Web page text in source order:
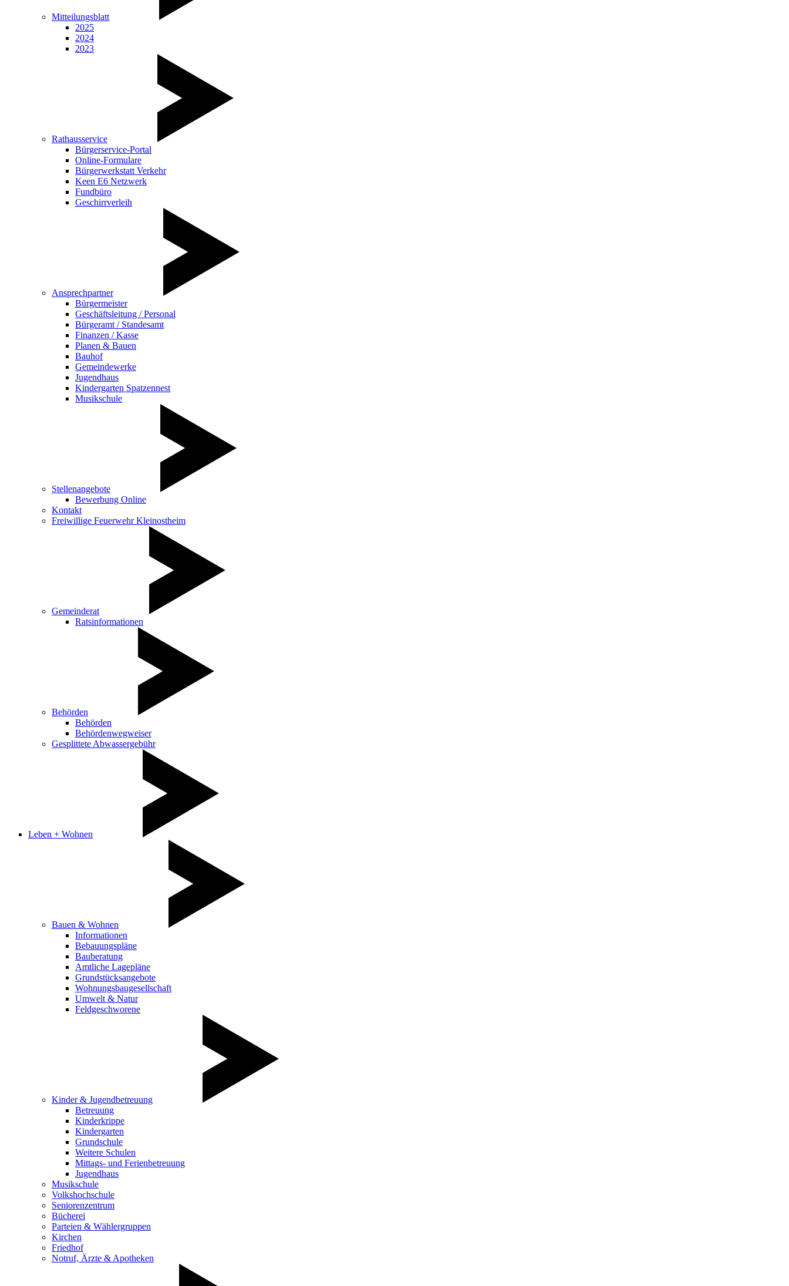
Mitteilungsblatt
2025
2024
2023
Rathausservice
Bürgerservice-Portal
Online-Formulare
Bürgerwerkstatt Verkehr
Keen E6 Netzwerk
Fundbüro
Geschirrverleih
Ansprechpartner
Bürgermeister
Geschäftsleitung / Personal
Bürgeramt / Standesamt
Finanzen / Kasse
Planen & Bauen
Bauhof
Gemeindewerke
Jugendhaus
Kindergarten Spatzennest
Musikschule
Stellenangebote
Bewerbung Online
Kontakt
Freiwillige Feuerwehr Kleinostheim
Gemeinderat
Ratsinformationen
Behörden
Behörden
Behördenwegweiser
Gesplittete Abwassergebühr
Leben + Wohnen
Bauen & Wohnen
Informationen
Bebauungspläne
Bauberatung
Amtliche Lagepläne
Grundstücksangebote
Wohnungsbaugesellschaft
Umwelt & Natur
Feldgeschworene
Kinder & Jugendbetreuung
Betreuung
Kinderkrippe
Kindergarten
Grundschule
Weitere Schulen
Mittags- und Ferienbetreuung
Jugendhaus
Musikschule
Volkshochschule
Seniorenzentrum
Bücherei
Parteien & Wählergruppen
Kirchen
Friedhof
Notruf, Ärzte & Apotheken